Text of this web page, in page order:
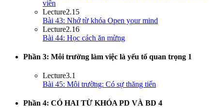
viên
Lecture2.15
Bài 43: Nhớ từ khóa Open your mind
Lecture2.16
Bài 44: Học cách ăn mừng
Phần 3: Môi trường làm việc là yếu tố quan trọng 1
Lecture3.1
Bài 45: Môi trường: Có sự thăng tiến
Phần 4: CÓ HAI TỪ KHÓA PD VÀ BD 4